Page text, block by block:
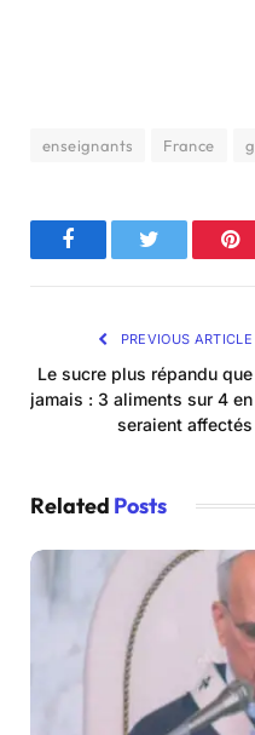
enseignants France
FacebookTwitter
PREVIOUS ARTICLE
Le sucre plus répandu que
jamais : 3 aliments sur 4 en
seraient affectés
Related Posts